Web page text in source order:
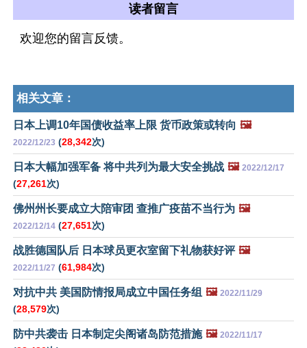
读者留言
欢迎您的留言反馈。
相关文章：
日本上调10年国债收益率上限 货币政策或转向 🖼️
2022/12/23 (28,342次)
日本大幅加强军备 将中共列为最大安全挑战 🖼️ 2022/12/17
(27,261次)
佛州州长要成立大陪审团 查推广疫苗不当行为 🖼️
2022/12/14 (27,651次)
战胜德国队后 日本球员更衣室留下礼物获好评 🖼️
2022/11/27 (61,984次)
对抗中共 美国防情报局成立中国任务组 🖼️ 2022/11/29
(28,579次)
防中共袭击 日本制定尖阁诸岛防范措施 🖼️ 2022/11/17